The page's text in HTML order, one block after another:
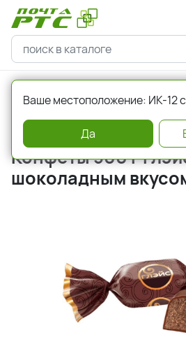
Главная Кондитерские изделия
Артикул 232356
Конфеты 500 г
шоколадным
Ваше местоположение: ИК-12
Да